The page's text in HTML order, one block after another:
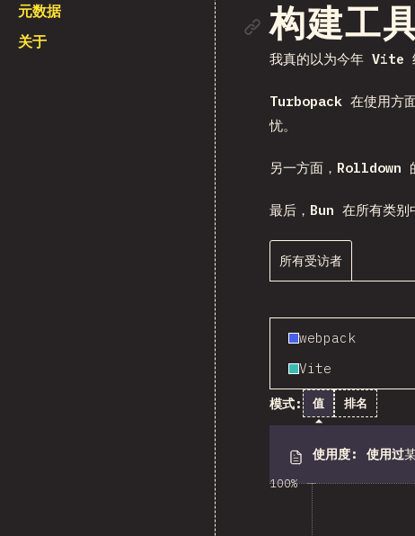
元数据
关于
链接到
构建工
我真的以为今年 Vite
Turbopack 在使用方
忧。
另一方面， Rolldown
最后， Bun 在所有类别
所有受访者
webpack
Vite
模式: 值 排名
使用度: 使用过
100%